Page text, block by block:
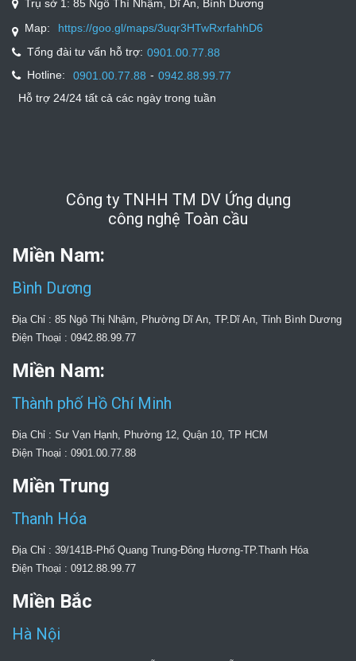
Trụ sở 1: 85 Ngô Thì Nhậm, Dĩ An, Bình Dương
Map:
https://goo.gl/maps/3uqr3HTwRxrfahhD6
Tổng đài tư vấn hỗ trợ: 0901.00.77.88
Hotline:
0901.00.77.88 - 0942.88.99.77
Hỗ trợ 24/24 tất cả các ngày trong tuần
Công ty TNHH TM DV Ứng dụng
công nghệ Toàn cầu
Miền Nam:
Bình Dương
Địa Chỉ : 85 Ngô Thị Nhậm, Phường Dĩ An, TP.Dĩ An, Tỉnh Bình Dương
Điện Thoại : 0942.88.99.77
Miền Nam:
Thành phố Hồ Chí Minh
Địa Chỉ : Sư Vạn Hạnh, Phường 12, Quận 10, TP HCM
Điện Thoại : 0901.00.77.88
Miền Trung
Thanh Hóa
Địa Chỉ : 39/141B-Phố Quang Trung-Đông Hương-TP.Thanh Hóa
Điện Thoại : 0912.88.99.77
Miền Bắc
Hà Nội